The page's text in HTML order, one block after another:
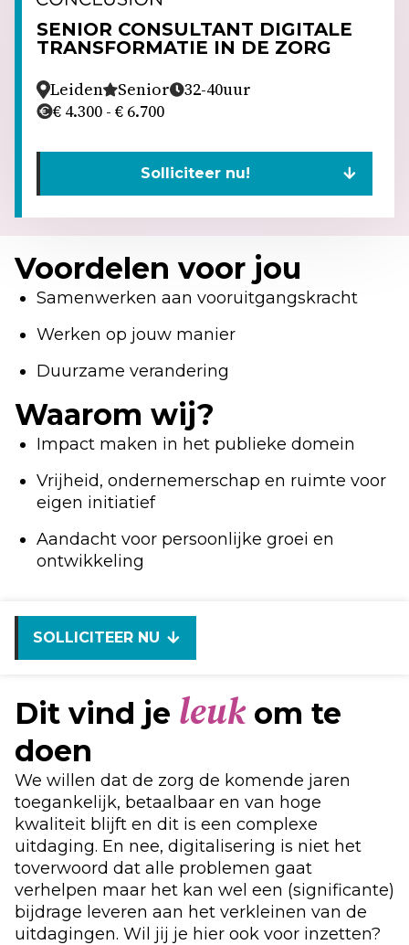
SENIOR CONSULTANT DIGITALE
TRANSFORMATIE IN DE ZORG
Leiden Senior 32-40uur
€ 4.300 - € 6.700
Solliciteer nu!
Voordelen voor jou
Samenwerken aan vooruitgangskracht
Werken op jouw manier
Duurzame verandering
Waarom wij?
Impact maken in het publieke domein
Vrijheid, ondernemerschap en ruimte voor
eigen initiatief
Aandacht voor persoonlijke groei en
ontwikkeling
SOLLICITEER NU
Dit vind je leukom te
doen
We willen dat de zorg de komende jaren
toegankelijk, betaalbaar en van hoge
kwaliteit blijft en dit is een complexe
uitdaging. En nee, digitalisering is niet het
toverwoord dat alle problemen gaat
verhelpen maar het kan wel een (significante)
bijdrage leveren aan het verkleinen van de
uitdagingen. Wil jij je hier ook voor inzetten?